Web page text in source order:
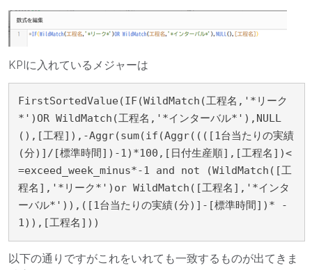
KPIに入れているメジャーは
FirstSortedValue(IF(WildMatch(工程名,'*リーク
*')OR WildMatch(工程名,'*インターバル*'),NULL
(),[工程]),-Aggr(sum(if(Aggr((([1台当たりの実績
(分)]/[標準時間])-1)*100,[日付生産順],[工程名])<
=exceed_week_minus*-1 and not (WildMatch([工
程名],'*リーク*')or WildMatch([工程名],'*インタ
ーバル*')),([1台当たりの実績(分)]-[標準時間])* -
1)),[工程名]))
以下の通りですがこれをいれても一致するものが出てきま